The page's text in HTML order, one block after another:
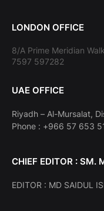
LONDON OFFICE
8/A Prime Meridian
7597 597282
UAE OFFICE
Riyadh – Al-Mursalat,
Phone : +966 57 653
CHIEF EDITOR : SM.
EDITOR : MD SAIDUL